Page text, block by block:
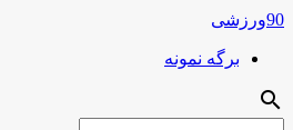
90ورزشی
برگه نمونه
search